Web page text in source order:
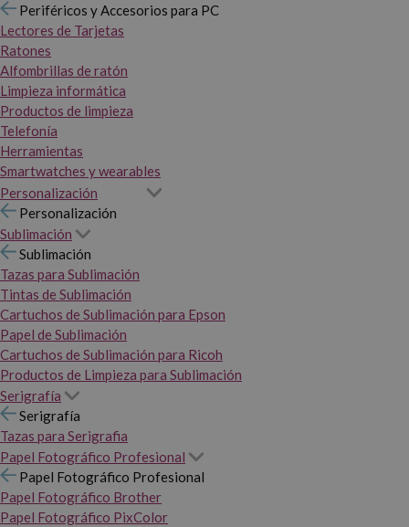
Periféricos y Accesorios para PC
Lectores de Tarjetas
Ratones
Alfombrillas de ratón
Limpieza informática
Productos de limpieza
Telefonía
Herramientas
Smartwatches y wearables
Personalización
Personalización
Sublimación
Sublimación
Tazas para Sublimación
Tintas de Sublimación
Cartuchos de Sublimación para Epson
Papel de Sublimación
Cartuchos de Sublimación para Ricoh
Productos de Limpieza para Sublimación
Serigrafía
Serigrafía
Tazas para Serigrafia
Papel Fotográfico Profesional
Papel Fotográfico Profesional
Papel Fotográfico Brother
Papel Fotográfico PixColor